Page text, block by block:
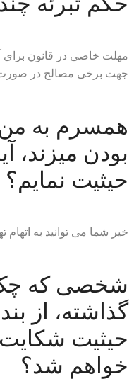
مهلت خاصی در قانون
جهت برخی مصالح در صورت
همسرم به
بودن میزند،
حیثیت نمایم؟
خیر شما می توانید به
شخصی که چک
گذاشته، از
حیثیت شکایت
خواهم شد؟